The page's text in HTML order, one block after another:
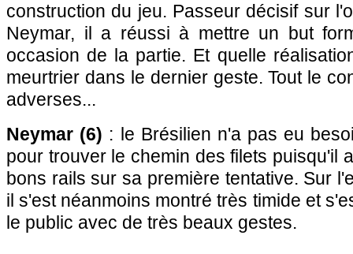
construction du jeu. Passeur décisif sur
Neymar, il a réussi à mettre un but
occasion de la partie. Et quelle
meurtrier dans le dernier geste. Tout le
adverses...
Neymar (6) : le Brésilien n'a pas eu
pour trouver le chemin des filets puisqu'il
bons rails sur sa première tentative. Sur
il s'est néanmoins montré très timide et
le public avec de très beaux gestes.